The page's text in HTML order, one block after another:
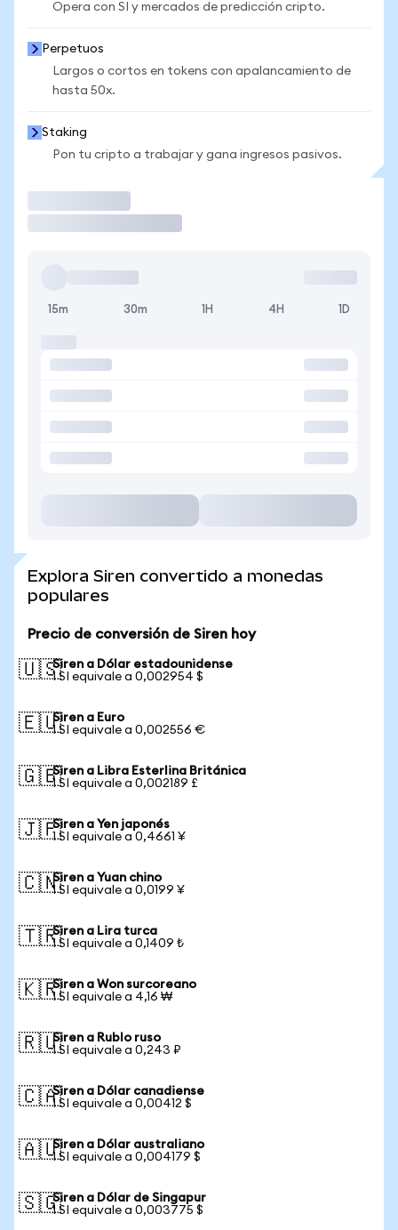
Opera con SI y mercados de predicción cripto.
Perpetuos
Largos o cortos en tokens con apalancamiento de
hasta 50x.
Staking
Pon tu cripto a trabajar y gana ingresos pasivos.
15m 30m 1H 4H 1D
Explora Siren convertido a monedas
populares
Precio de conversión de Siren hoy
🇺🇸Siren a Dólar estadounidense
1 SI equivale a 0,002954 $
🇪🇺Siren a Euro
1 SI equivale a 0,002556 €
🇬🇧Siren a Libra Esterlina Británica
1 SI equivale a 0,002189 £
🇯🇵Siren a Yen japonés
1 SI equivale a 0,4661 ¥
🇨🇳Siren a Yuan chino
1 SI equivale a 0,0199 ¥
🇹🇷Siren a Lira turca
1 SI equivale a 0,1409 ₺
🇰🇷Siren a Won surcoreano
1 SI equivale a 4,16 ₩
🇷🇺Siren a Rublo ruso
1 SI equivale a 0,243 ₽
🇨🇦Siren a Dólar canadiense
1 SI equivale a 0,00412 $
🇦🇺Siren a Dólar australiano
1 SI equivale a 0,004179 $
🇸🇬Siren a Dólar de Singapur
1 SI equivale a 0,003775 $